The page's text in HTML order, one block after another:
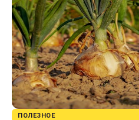
ПОЛЕЗНОЕ